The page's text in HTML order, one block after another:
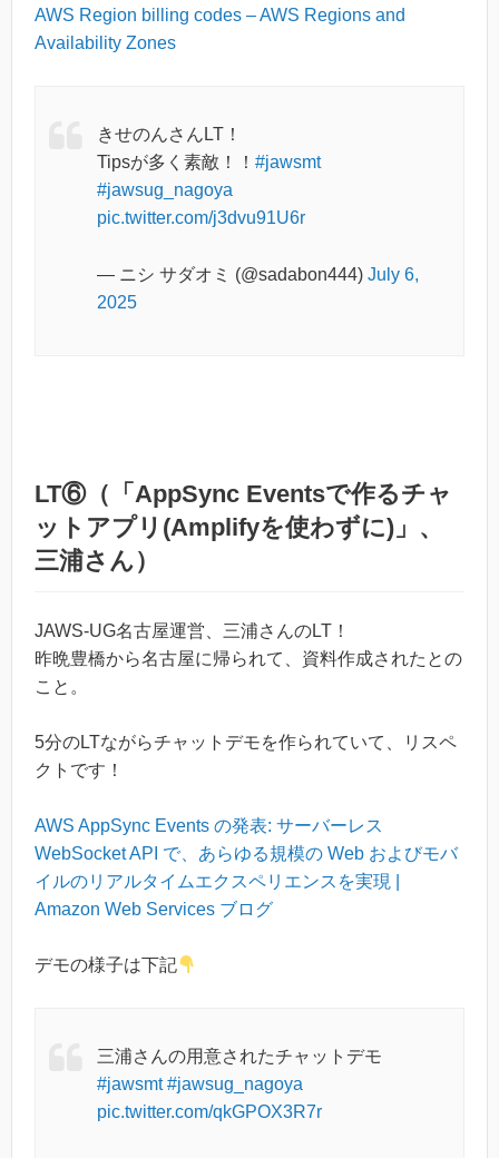
AWS Region billing codes – AWS Regions and
Availability Zones
きせのんさんLT！
Tipsが多く素敵！！ #jawsmt
#jawsug_nagoya
pic.twitter.com/j3dvu91U6r
— ニシ サダオミ (@sadabon444) July 6,
2025
LT⑥（「AppSync Eventsで作るチャ
ットアプリ(Amplifyを使わずに)」、
三浦さん）
JAWS-UG名古屋運営、三浦さんのLT！
昨晩豊橋から名古屋に帰られて、資料作成されたとの
こと。
5分のLTながらチャットデモを作られていて、リスペ
クトです！
AWS AppSync Events の発表: サーバーレス
WebSocket API で、あらゆる規模の Web およびモバ
イルのリアルタイムエクスペリエンスを実現 |
Amazon Web Services ブログ
デモの様子は下記
三浦さんの用意されたチャットデモ
#jawsmt #jawsug_nagoya
pic.twitter.com/qkGPOX3R7r